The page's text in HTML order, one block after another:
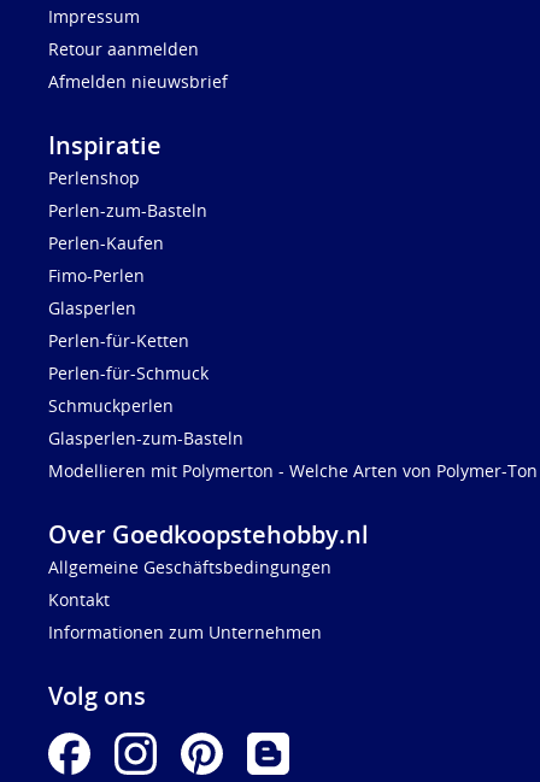
Impressum
Retour aanmelden
Afmelden nieuwsbrief
Inspiratie
Perlenshop
Perlen-zum-Basteln
Perlen-Kaufen
Fimo-Perlen
Glasperlen
Perlen-für-Ketten
Perlen-für-Schmuck
Schmuckperlen
Glasperlen-zum-Basteln
Modellieren mit Polymerton - Welche Arten von Polymer-
Over Goedkoopstehobby.nl
Allgemeine Geschäftsbedingungen
Kontakt
Informationen zum Unternehmen
Volg ons